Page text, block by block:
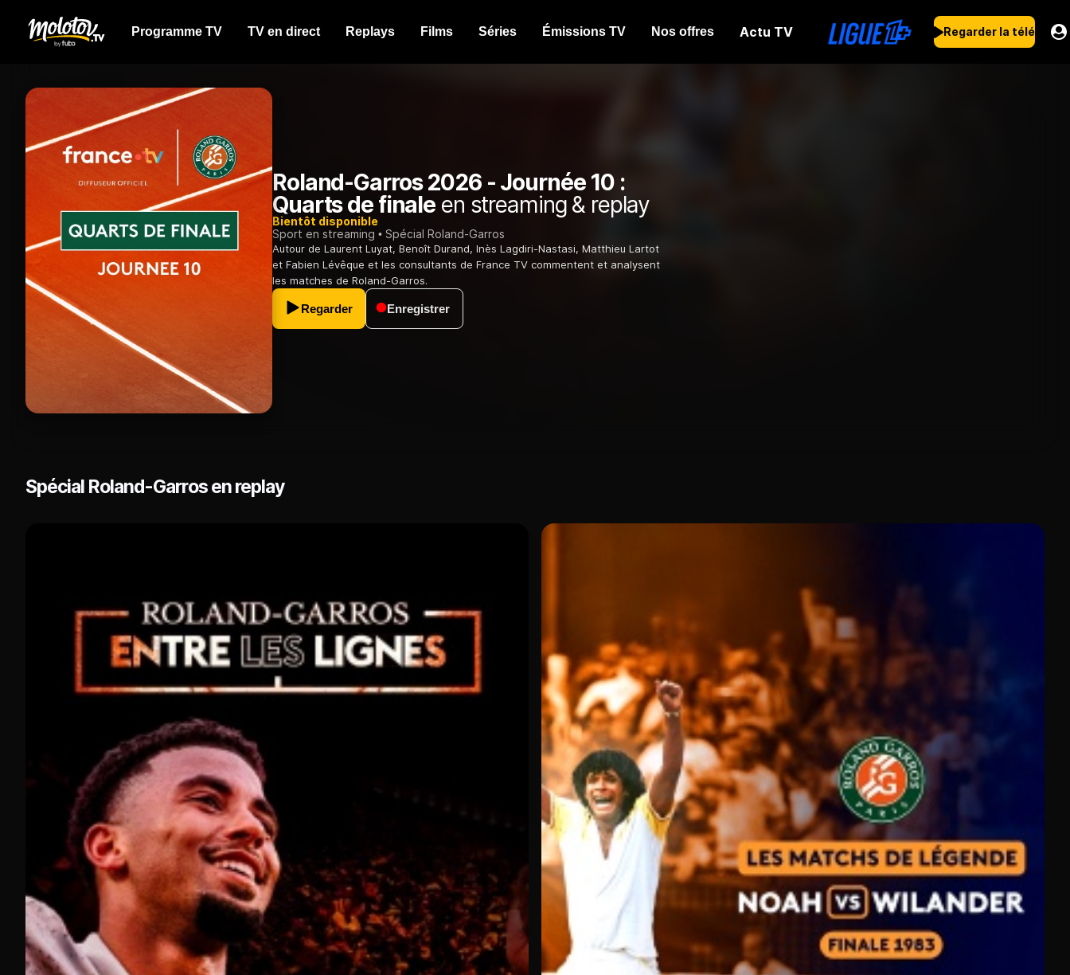
Programme TV TV en direct Replays Films Séries Émissions TV Nos offres Actu TV Regarder la télé
Roland-Garros 2026 - Journée 10 :
Quarts de finale en streaming & replay
Bientôt disponible
Sport en streaming
Spécial Roland-Garros
Autour de Laurent Luyat, Benoît Durand, Inès Lagdiri-Nastasi, Matthieu Lartot
et Fabien Lévêque et les consultants de France TV commentent et analysent
les matches de Roland-Garros.
Regarder Enregistrer
Spécial Roland-Garros en replay